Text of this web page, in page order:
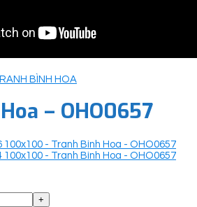
BÌNH HOA
– OHO0657